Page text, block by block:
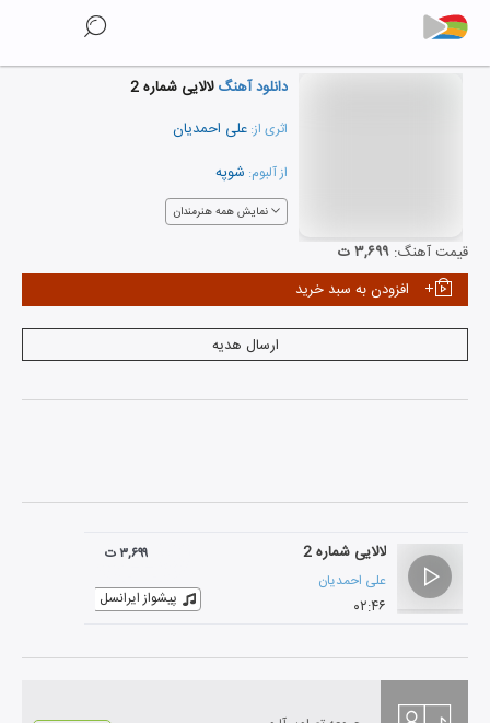
دانلود آهنگلالایی شماره 2
اثری از: علی احمدیان
از آلبوم: شوپه
نمایش همه هنرمندان
قیمت آهنگ: ۳,۶۹۹ ت
افزودن به سبد خرید
ارسال هدیه
لالایی شماره 2
علی احمدیان
۰۲:۴۶
۳,۶۹۹ ت
پیشواز ایرانسل